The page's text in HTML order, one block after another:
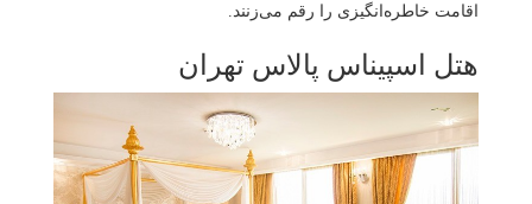
اقامت خاطره‌انگیزی را رقم می‌زنند.
هتل اسپیناس پالاس تهران